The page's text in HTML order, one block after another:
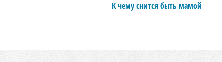
К чему снится быть мамой